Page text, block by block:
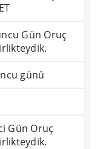
Gün Oruç
günü
Gün Oruç